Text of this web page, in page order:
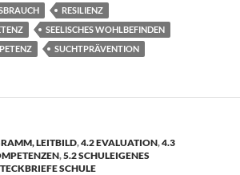
RESILIENZ
SEELISCHES WOHLBEFINDEN
SUCHTPRÄVENTION
LEITBILD,4.2 EVALUATION,4.3
,5.2 SCHULEIGENES
SCHULE